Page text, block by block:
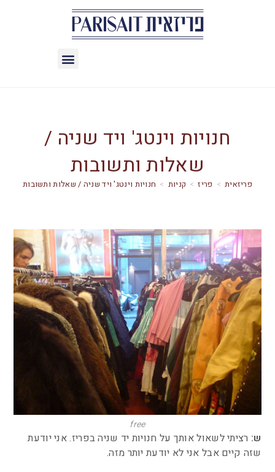
חנויות וינטג' ויד שניה /
שאלות ותשובות
> פריז > קניות > חנויות וינטג' ויד שניה / שאלות ותשובות
free
ש: רציתי לשאול אותך על חנויות יד שניה בפריז. אני יודעת
שזה קיים אבל אני לא יודעת יותר מזה.